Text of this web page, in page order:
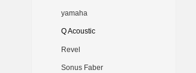
yamaha
Q Acoustic
Revel
Sonus Faber